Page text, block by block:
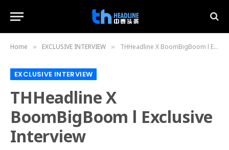
Home » EXCLUSIVE INTERVIEW » THHeadline X BoomBigBoom l Exclusive Interview
EXCLUSIVE INTERVIEW
THHeadline X
BoomBigBoom l Exclusive
Interview